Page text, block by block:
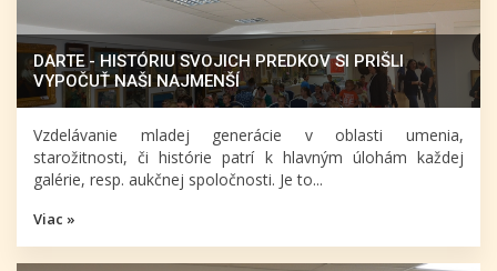
DARTE - HISTÓRIU SVOJICH PREDKOV SI PRIŠLI
VYPOČUŤ NAŠI NAJMENŠÍ
Vzdelávanie mladej generácie v oblasti umenia,
starožitnosti, či histórie patrí k hlavným úlohám každej
galérie, resp. aukčnej spoločnosti. Je to...
Viac »